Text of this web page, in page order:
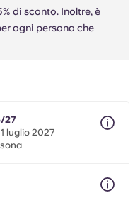
di sconto. Inoltre, è
ogni persona che
27
luglio 2027